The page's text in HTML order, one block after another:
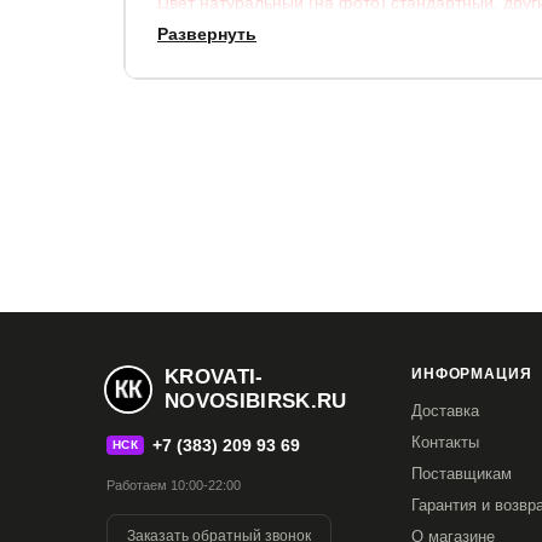
Внешние габариты:
Развернуть
KROVATI-
NOVOSIBIRSK.RU
НСК +7 (383) 209 93 69
Работаем 10:00-22:00
Заказать обратный звонок
ИНФОРМАЦИЯ
Доставка
Контакты
Поставщикам
Гарантия и
О магазине